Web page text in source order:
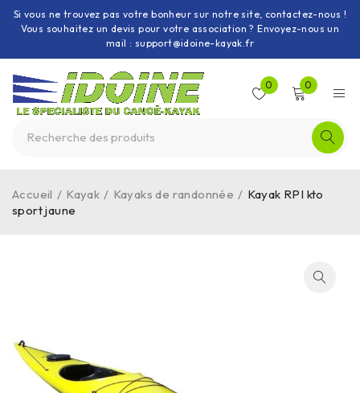
Si vous ne trouvez pas votre bonheur sur notre site, contactez-nous !
Vous souhaitez un devis pour votre association ? Envoyez-nous un
mail : support@idoine-kayak.fr
0 0
Accueil / Kayak / Kayaks de randonnée / Kayak RPI kto
sport jaune